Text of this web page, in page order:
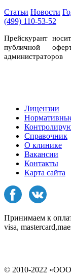
Статьи Новости
(499) 110-53-52
Прейскурант
публичной
Лицензии
Справочник
О клинике
Вакансии
Контакты
Карта сайта
Принимаем к
visa,
© 2010-2022